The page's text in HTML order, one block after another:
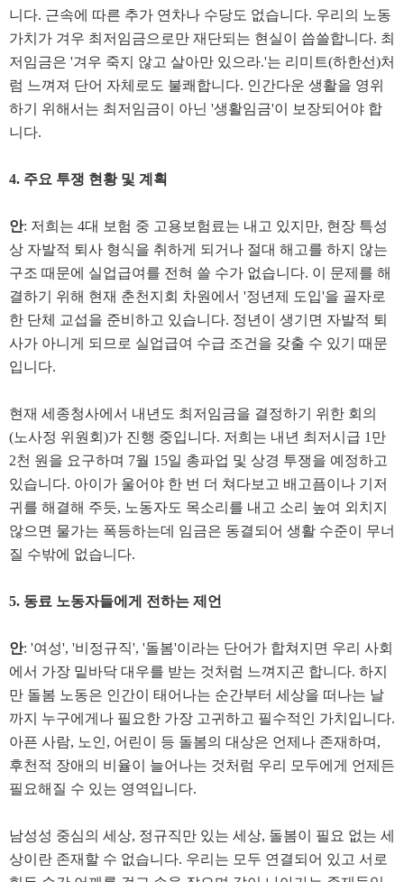
니다. 근속에 따른 추가 연차나 수당도 없습니다. 우리의 노동
가치가 겨우 최저임금으로만 재단되는 현실이 씁쓸합니다. 최
저임금은 '겨우 죽지 않고 살아만 있으라.'는 리미트(하한선)처
럼 느껴져 단어 자체로도 불쾌합니다. 인간다운 생활을 영위
하기 위해서는 최저임금이 아닌 '생활임금'이 보장되어야 합
니다.
4. 주요 투쟁 현황 및 계획
안: 저희는 4대 보험 중 고용보험료는 내고 있지만, 현장 특성
상 자발적 퇴사 형식을 취하게 되거나 절대 해고를 하지 않는
구조 때문에 실업급여를 전혀 쓸 수가 없습니다. 이 문제를 해
결하기 위해 현재 춘천지회 차원에서 '정년제 도입'을 골자로
한 단체 교섭을 준비하고 있습니다. 정년이 생기면 자발적 퇴
사가 아니게 되므로 실업급여 수급 조건을 갖출 수 있기 때문
입니다.
현재 세종청사에서 내년도 최저임금을 결정하기 위한 회의
(노사정 위원회)가 진행 중입니다. 저희는 내년 최저시급 1만
2천 원을 요구하며 7월 15일 총파업 및 상경 투쟁을 예정하고
있습니다. 아이가 울어야 한 번 더 쳐다보고 배고픔이나 기저
귀를 해결해 주듯, 노동자도 목소리를 내고 소리 높여 외치지
않으면 물가는 폭등하는데 임금은 동결되어 생활 수준이 무너
질 수밖에 없습니다.
5. 동료 노동자들에게 전하는 제언
안: '여성', '비정규직', '돌봄'이라는 단어가 합쳐지면 우리 사회
에서 가장 밑바닥 대우를 받는 것처럼 느껴지곤 합니다. 하지
만 돌봄 노동은 인간이 태어나는 순간부터 세상을 떠나는 날
까지 누구에게나 필요한 가장 고귀하고 필수적인 가치입니다.
아픈 사람, 노인, 어린이 등 돌봄의 대상은 언제나 존재하며,
후천적 장애의 비율이 늘어나는 것처럼 우리 모두에게 언제든
필요해질 수 있는 영역입니다.
남성성 중심의 세상, 정규직만 있는 세상, 돌봄이 필요 없는 세
상이란 존재할 수 없습니다. 우리는 모두 연결되어 있고 서로